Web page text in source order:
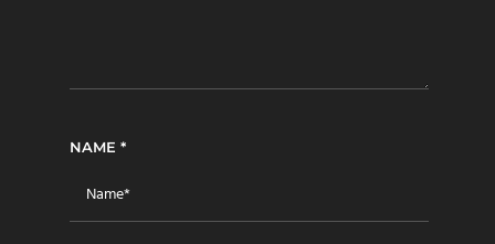
NAME *